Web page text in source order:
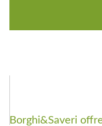
Borghi&Saveri